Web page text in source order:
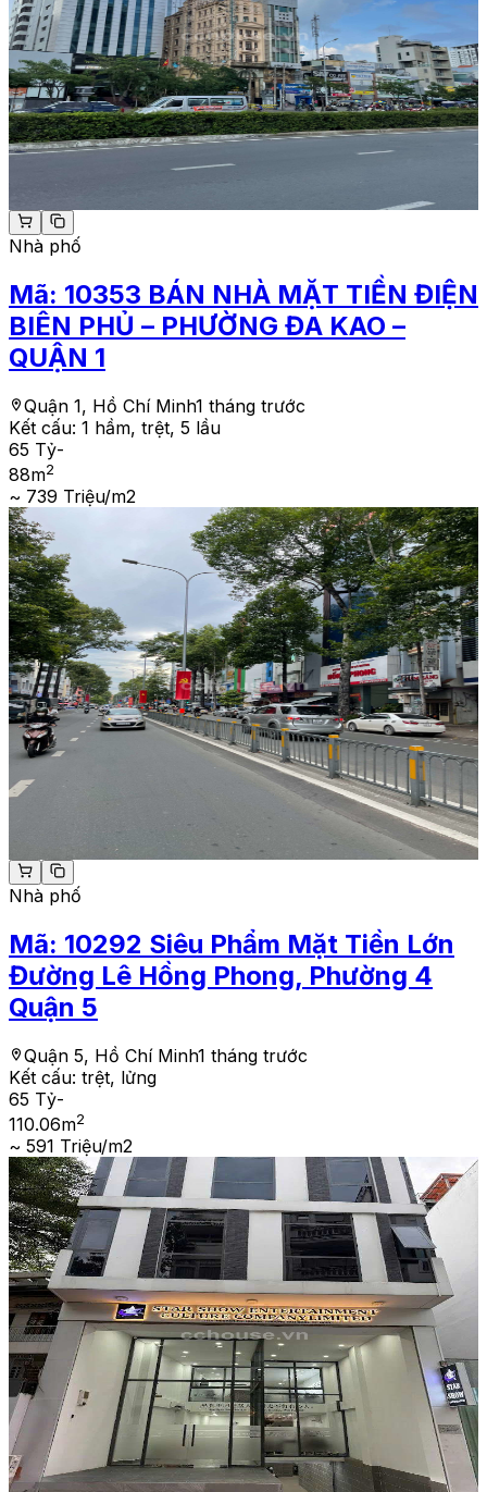
Nhà phố
Mã: 10353 BÁN NHÀ MẶT TIỀN ĐIỆN
BIÊN PHỦ – PHƯỜNG ĐA KAO –
QUẬN 1
Quận 1, Hồ Chí Minh1 tháng trước
Kết cấu: 1 hầm, trệt, 5 lầu
65 Tỷ-
88m2
~ 739 Triệu/m2
Nhà phố
Mã: 10292 Siêu Phẩm Mặt Tiền Lớn
Đường Lê Hồng Phong, Phường 4
Quận 5
Quận 5, Hồ Chí Minh1 tháng trước
Kết cấu: trệt, lửng
65 Tỷ-
110.06m2
~ 591 Triệu/m2